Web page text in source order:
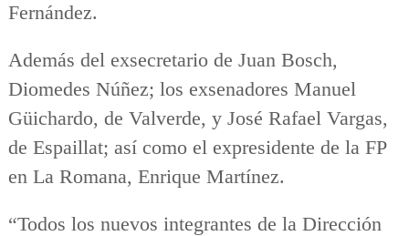
Fernández.
Además del exsecretario de Juan Bosch,
Diomedes Núñez; los exsenadores Manuel
Güichardo, de Valverde, y José Rafael Vargas,
de Espaillat; así como el expresidente de la FP
en La Romana, Enrique Martínez.
“Todos los nuevos integrantes de la Dirección